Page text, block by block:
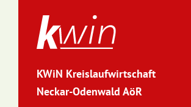
KWiN Kreislaufwirtschaft
Neckar-Odenwald AöR